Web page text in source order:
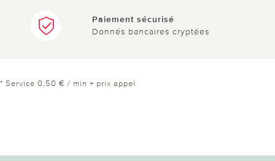
Paiement sécurisé
Donnés bancaires cryptées
* Service 0,50 € / min + prix appel